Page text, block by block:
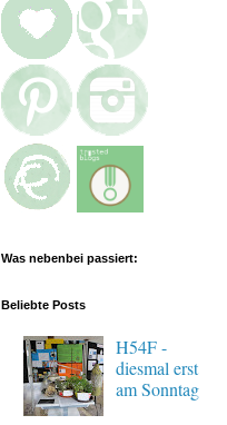
Was nebenbei passiert:
Beliebte Posts
H54F -
diesmal erst
am Sonntag